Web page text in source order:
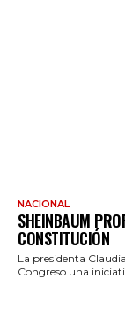
NACIONAL
SHEINBAUM
CONSTITUCIÓN
La presidenta
Congreso una